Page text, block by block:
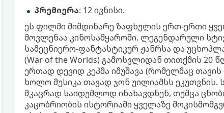
პრემიერა: 12 ივნისი.
ეს ფილმი მიმდინარე ზაფხულის ერთ-ერთი
მოვლენაა კინოსამყაროში. ლეგენდარული
სამეცნიერო-ფანტასტიკურ ჟანრსა და
(War of the Worlds) გამოსვლიდან თითქმის 20
ერთად დევიდ კეპმა იმუშავა (რომელმაც
ხოლო მუსიკა თავად ჯონ უილიამსს
მკაცრად საიდუმლოდ ინახავდნენ, თუმცა
კაცობრიობის ისტორიაში ყველაზე